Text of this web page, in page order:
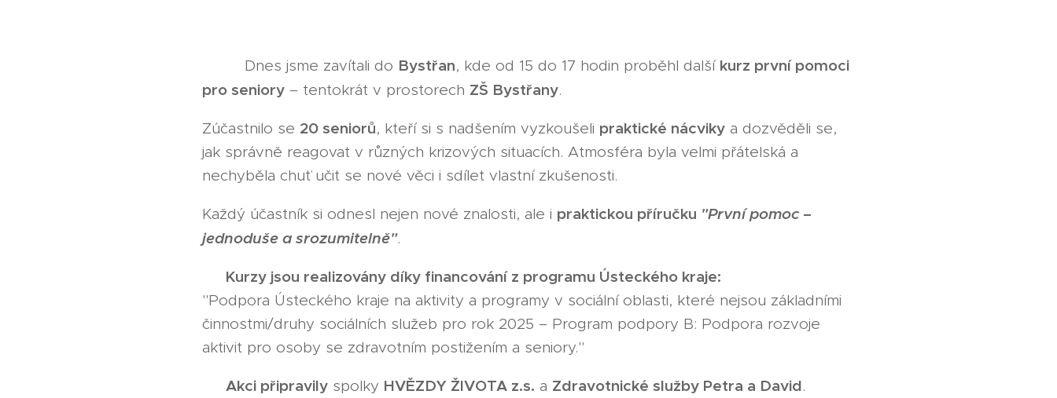
🧓🩺 Dnes jsme zavítali do Bystřan, kde od 15 do 17 hodin proběhl další kurz první pomoci
pro seniory – tentokrát v prostorech ZŠ Bystřany.
Zúčastnilo se 20 seniorů, kteří si s nadšením vyzkoušeli praktické nácviky a dozvěděli se,
jak správně reagovat v různých krizových situacích. Atmosféra byla velmi přátelská a
nechyběla chuť učit se nové věci i sdílet vlastní zkušenosti.
Každý účastník si odnesl nejen nové znalosti, ale i praktickou příručku "První pomoc –
jednoduše a srozumitelně".
Kurzy jsou realizovány díky financování z programu Ústeckého kraje:
"Podpora Ústeckého kraje na aktivity a programy v sociální oblasti, které nejsou základními
činnostmi/druhy sociálních služeb pro rok 2025 – Program podpory B: Podpora rozvoje
aktivit pro osoby se zdravotním postižením a seniory."
Akci připravily spolky HVĚZDY ŽIVOTA z.s. a Zdravotnické služby Petra a David.